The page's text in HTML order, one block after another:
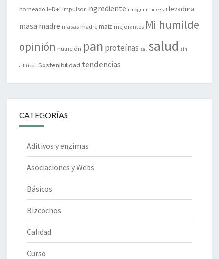
horneado I+D+i impulsor ingrediente innograin integral levadura
masa madre masas madremaíz mejorantes Mi humilde
opinión nutrición pan proteínas sal salud sin
aditivos Sostenibilidad tendencias
CATEGORÍAS
Aditivos y enzimas
Asociaciones y Webs
Básicos
Bizcochos
Calidad
Curso